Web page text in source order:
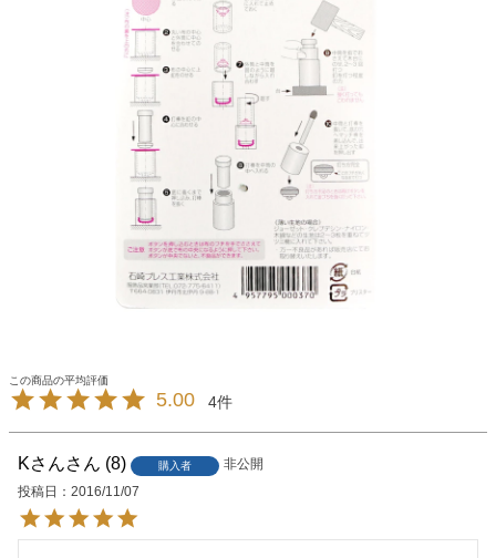
5.00 4
Kさん 8 購入者
非公開
投稿日
2016/11/07